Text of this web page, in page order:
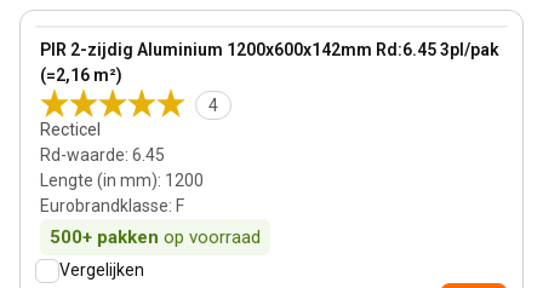
PIR 2-zijdig Aluminium 1200x600x142mm Rd:6.45 3pl/pak
(=2,16 m²)
4
Recticel
Rd-waarde: 6.45
Lengte (in mm): 1200
Eurobrandklasse: F
500+ pakken op voorraad
View product
Vergelijken